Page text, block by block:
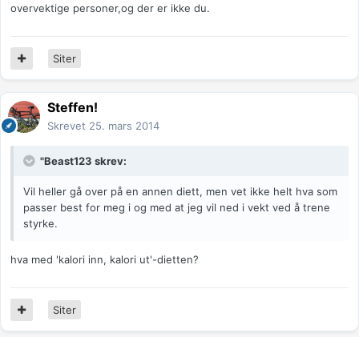
overvektige personer,og der er ikke du.
Siter
Steffen!
Skrevet 25. mars 2014
"Beast123 skrev:
Vil heller gå over på en annen diett, men vet ikke helt hva som
passer best for meg i og med at jeg vil ned i vekt ved å trene
styrke.
hva med 'kalori inn, kalori ut'-dietten?
Siter